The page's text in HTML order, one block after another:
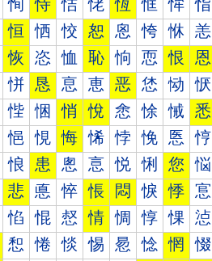
恂 恃 恄 恅 恆 恇 恈 恉
恒 恓 恔 恕 恖 恗 恘 恙
恢 恣 恤 恥 恦 恧 恨 恩
恲 恳 恴 恵 恶 恷 恸 恹
悂 悃 悄 悅 悆 悇 悈 悉
悒 悓 悔 悕 悖 悗 悘 悙
悢 患 悤 悥 悦 悧 您 悩
悲 悳 悴 悵 悶 悷 悸 悹
惂 惃 惄 情 惆 惇 惈 惉
惒 惓 惔 惕 惖 惗 惘 惙